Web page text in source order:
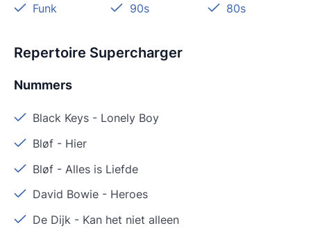
Funk
90s 80s
Repertoire Supercharger
Nummers
Black Keys - Lonely Boy
Bløf - Hier
Bløf - Alles is Liefde
David Bowie - Heroes
De Dijk - Kan het niet alleen